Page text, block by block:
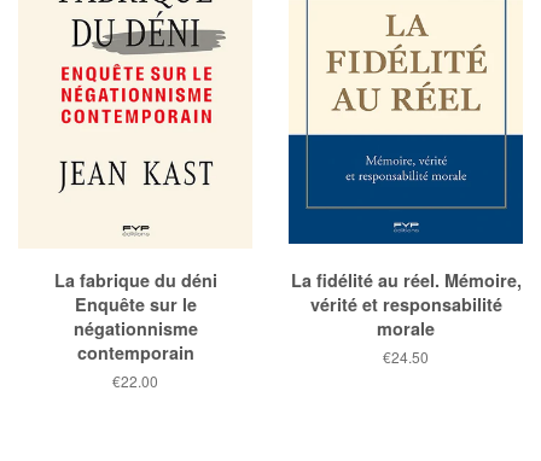
La fabrique du déni
Enquête sur le
négationnisme
contemporain
Prix
€22.00
La fidélité au réel. Mémoire,
vérité et responsabilité
morale
Prix
€24.50